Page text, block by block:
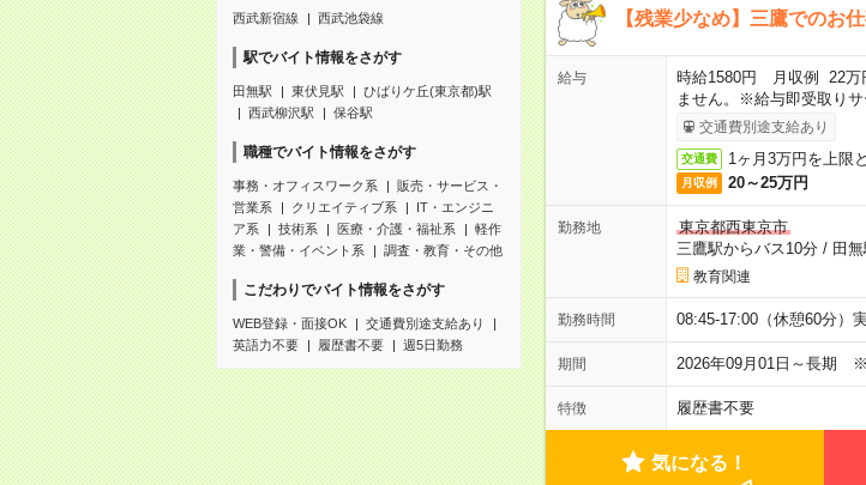
西武新宿線 西武池袋線
駅でバイト情報をさがす
田無駅 東伏見駅
ひばりケ丘(東京都)駅
西武柳沢駅
保谷駅
職種でバイト情報をさがす
事務・オフィスワーク系
販売・サービス・
営業系
クリエイティブ系
IT・エンジニ
ア系
技術系 医療・介護・福祉系
軽作
業・警備・イベント系
調査・教育・その他
こだわりでバイト情報をさがす
WEB登録・面接OK
交通費別途支給あり
英語力不要
履歴書不要 週5日勤務
【残業少なめ】三鷹でのお
給与
時給1580円 月収例 22万
ません。※給与即受取りサ
交通費別途支給あり
交通費 1ヶ月3万円を上限
月収例 20～25万円
勤務地
東京都西東京市
三鷹駅からバス10分/ 田
教育関連
勤務時間 08:45-17:00（休憩60分）
期間 2026年09月01日～長期
特徴 履歴書不要
気になる！